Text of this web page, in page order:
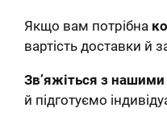
Якщо вам потрібна
вартість доставки й
Зв’яжіться з
й підготуємо